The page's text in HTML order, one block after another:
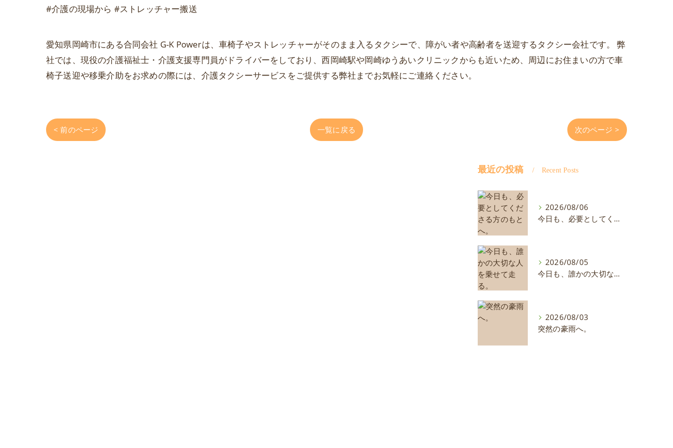
#介護の現場から #ストレッチャー搬送
愛知県岡崎市にある合同会社 G-K Powerは、車椅子やストレッチャーがそのまま入るタクシーで、障がい者や高齢者を送迎するタクシー会社です。 弊
社では、現役の介護福祉士・介護支援専門員がドライバーをしており、西岡崎駅や岡崎ゆうあいクリニックからも近いため、周辺にお住まいの方で車
椅子送迎や移乗介助をお求めの際には、介護タクシーサービスをご提供する弊社までお気軽にご連絡ください。
< 前のページ 一覧に戻る 次のページ >
最近の投稿 Recent Posts
2026/08/06
今日も、必要としてくださる方のもとへ。
2026/08/05
今日も、誰かの大切な人を乗せて走る。
2026/08/03
突然の豪雨へ。